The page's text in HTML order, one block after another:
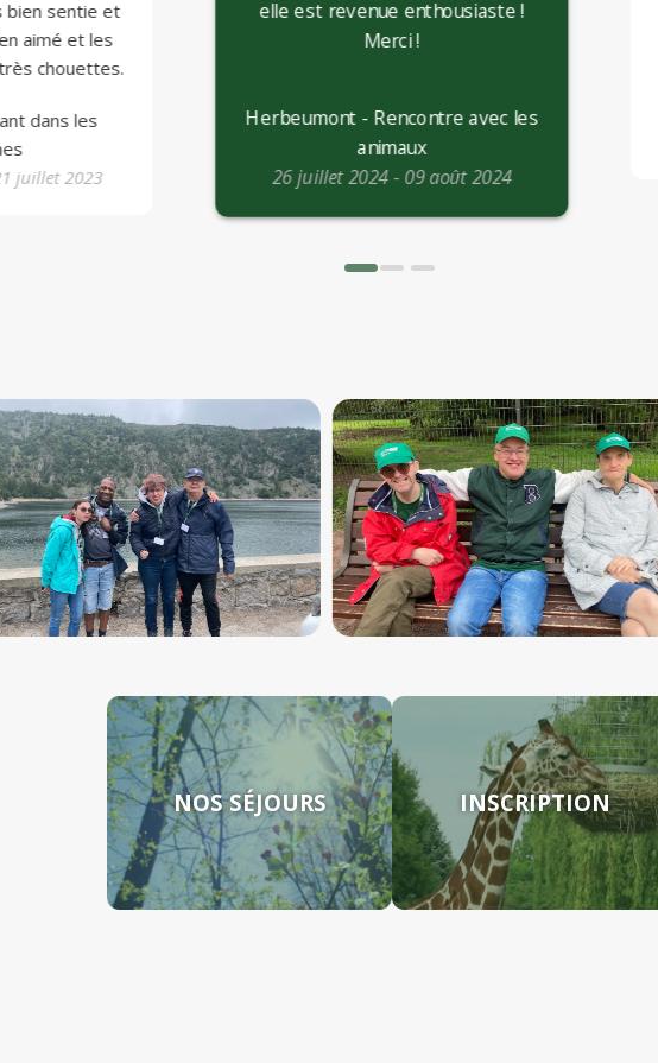
bien sentie et
aimé et les
chouettes.
dans les
juillet 2023
elle est revenue enthousiaste !
Merci !
Herbeumont - Rencontre avec les
animaux
26 juillet 2024 - 09 août 2024
NOS SÉJOURS INSCRIPTION